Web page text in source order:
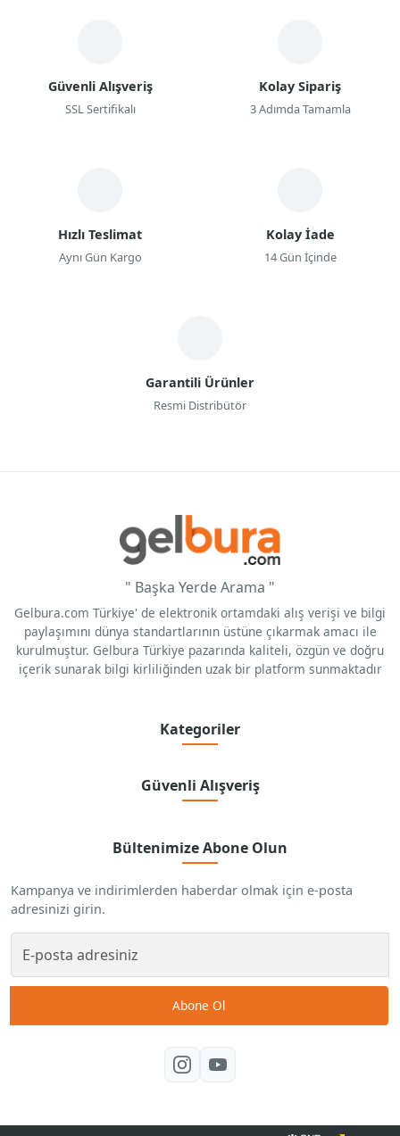
Güvenli Alışveriş
SSL Sertifikalı
Kolay Sipariş
3 Adımda Tamamla
Hızlı Teslimat
Aynı Gün Kargo
Kolay İade
14 Gün İçinde
Garantili Ürünler
Resmi Distribütör
" Başka Yerde Arama "
Gelbura.com Türkiye' de elektronik ortamdaki alış verişi ve bilgi
paylaşımını dünya standartlarının üstüne çıkarmak amacı ile
kurulmuştur. Gelbura Türkiye pazarında kaliteli, özgün ve doğru
içerik sunarak bilgi kirliliğinden uzak bir platform sunmaktadır
Kategoriler
Güvenli Alışveriş
Bültenimize Abone Olun
Kampanya ve indirimlerden haberdar olmak için e-posta
adresinizi girin.
Abone Ol